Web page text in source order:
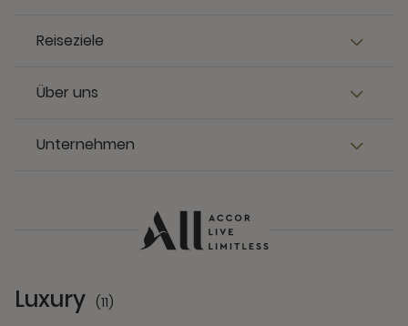
Reiseziele
Über uns
Unternehmen
Luxury (11)